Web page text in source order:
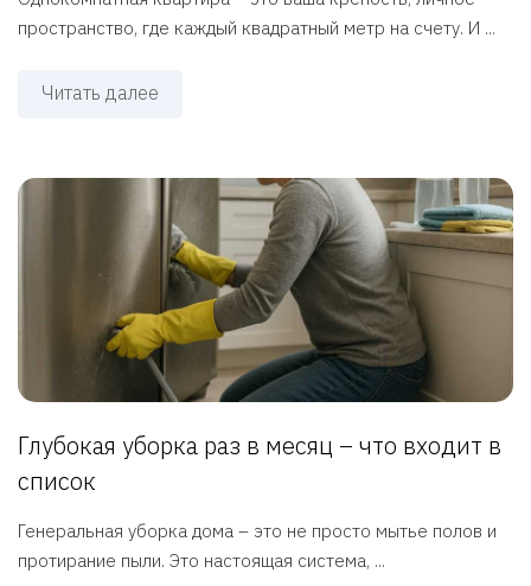
пространство, где каждый квадратный метр на счету. И ...
Читать далее
Глубокая уборка раз в месяц – что входит в
список
Генеральная уборка дома – это не просто мытье полов и
протирание пыли. Это настоящая система, ...